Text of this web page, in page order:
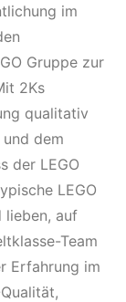
im
Gruppe zur
2Ks
qualitativ
dem
der LEGO
LEGO
lieben, auf
Team
Erfahrung im